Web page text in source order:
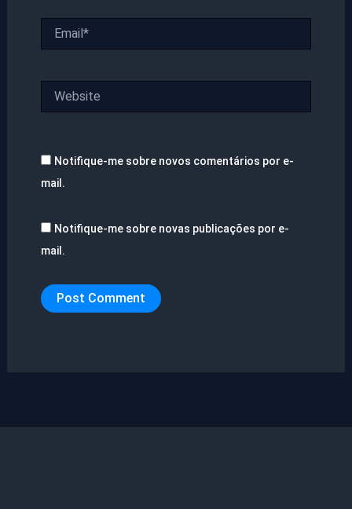
Notifique-me sobre novos comentários por e-
mail.
Notifique-me sobre novas publicações por e-
mail.